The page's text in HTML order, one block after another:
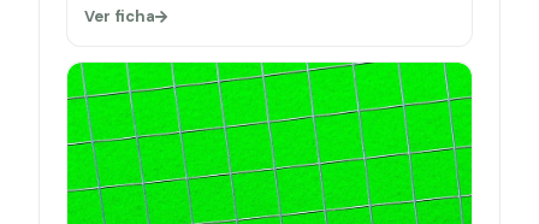
Ver ficha